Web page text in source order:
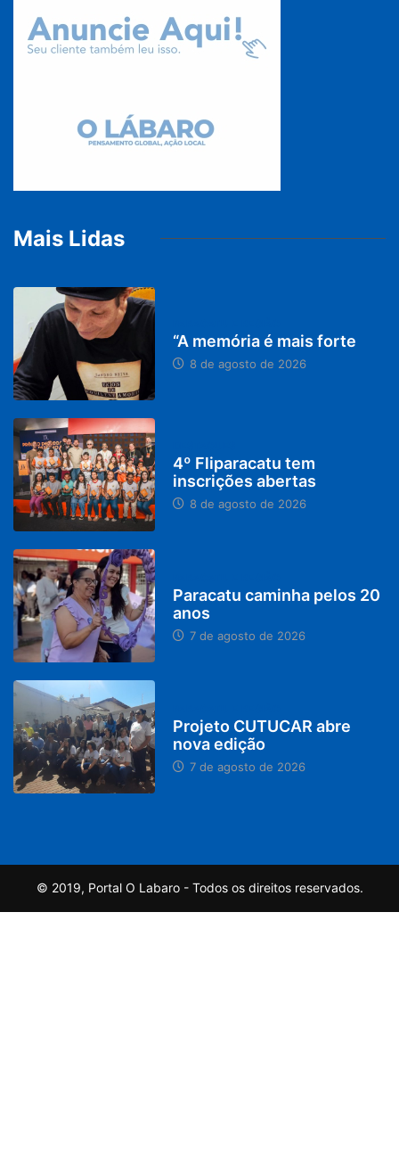
Mais Lidas
“A memória é mais forte
8 de agosto de 2026
4º Fliparacatu tem
inscrições abertas
8 de agosto de 2026
Paracatu caminha pelos 20
anos
7 de agosto de 2026
Projeto CUTUCAR abre
nova edição
7 de agosto de 2026
© 2019, Portal O Labaro - Todos os direitos reservados.